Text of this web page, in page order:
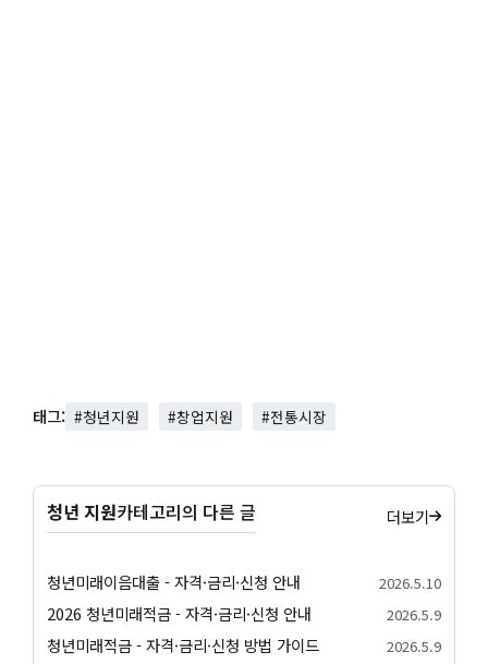
태그: #청년지원 #창업지원 #전통시장
청년 지원카테고리의 다른 글 더보기
청년미래이음대출 - 자격·금리·신청 안내 2026.5.10
2026 청년미래적금 - 자격·금리·신청 안내 2026.5.9
청년미래적금 - 자격·금리·신청 방법 가이드 2026.5.9